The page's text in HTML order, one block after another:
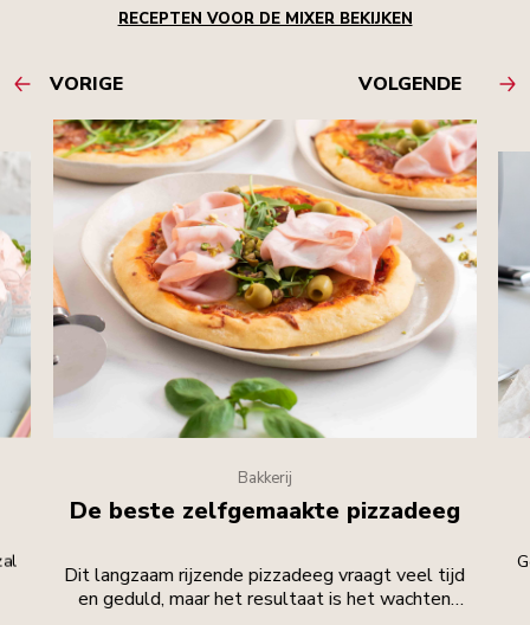
RECEPTEN VOOR DE MIXER BEKIJKEN
VORIGE VOLGENDE
Bakkerij
De beste zelfgemaakte pizzadeeg
Dit langzaam rijzende pizzadeeg vraagt veel tijd
en geduld, maar het resultaat is het wachten